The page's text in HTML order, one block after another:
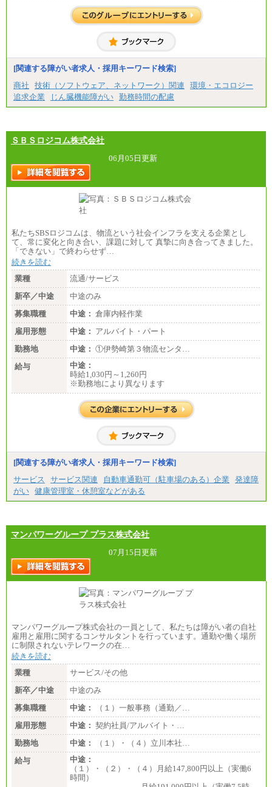
整給
※詳細はJTBキャリアサイトよりご確認ください。
■(株)JTBコミュニケーションデザイン
総合職 月給230,000円
みなし残業手当：20,000円（一律支給）※みなし
残業手当の残業時間は10.43時間。
間に応じて、時間外手当等を支給。
エリアサポート職 月給188,000円
■（株）JTBグローバルマーケティング＆トラベル
訪日事業職 月給202,000～227,000円＋地域間調整
給
※詳細はJTBキャリアサイトよりご確認ください。
■(株)JTBビジネストランスフォーム
総合職 月給205,000～225,000円＋地域間調整給
エリア総合職 月給185,000円＋地域間調整給
■(株)JTBデータサービス ※2027年新卒募集終了
総合職 月給186,000～194,000円＋地域手当
※詳細はJTBキャリアサイトよりご確認ください。
■I&Jデジタルイノベーション(株)
総合職 月給224,500～242,600円＋地域手当
※詳細はJTBキャリアサイトよりご確認ください。
＜有期社員コース＞
■(株)JTBビジネストランスフォーム
有期契約職 月給185,000～195,000円
※詳細はJTBキャリアサイトよりご確認ください。
■(株)JTBパブリッシング ※2027年新卒募集終了
総合職 月給241,000円
中途：
①月給227,000円以上
②月給212,000円以上
③月給172,500円以上
④月給23万円～37万円
⑥月給33万円～48万円
⑦月給271,000円以上
⑧～⑮月給200,000円〜月給400,000円
⑯月給185,000円以上
⑰月給237,000円以上
⑱月給212,000円以上
⑲東京：月給202,000 円以上 、京都：月給193,000 円
以上
⑳月給205,000円以上
㉓月給224,500円以上
※全コース共通※ 能力・経験・勤務地などにより
異なります
※試用期間中も給与に変更はございません。
[関連する障がい者求人・採用キーワード検索]
商社
技術（ソフトウェア、ネットワーク）関連
環境・エコロジー
追求企業
じん臓機能障がい 勤務時間の配慮
ＳＢＳロジコム株式会社
06月05日更新
私たちSBSロジコムは、物流という社会インフラを支える企業とし
て、常に変化と向き合い、課題に対して 真摯に向き合ってきました。
「できない」で終わらせず…
続きを読む
業種
流通/サービス
新卒／中途
中途のみ
募集職種
中途： 倉庫内軽作業
雇用形態
中途： アルバイト・パート
勤務地
中途： ①伊勢崎第３物流センタ…
給与
中途：
時給1,030円～1,260円
※勤務地により異なります
[関連する障がい者求人・採用キーワード検索]
サービス
サービス関連 自動車通勤可（駐車場のある）企業
発達障
がい 健康管理室・休憩室などがある
マンパワーグループ プラス株式会社
07月15日更新
マンパワーグループ株式会社の一員として、私たちは障がい者の自社
雇用と雇用に関するコンサルタントを行っています。通勤や働く場所
に制限されないテレワークの在…
続きを読む
業種
サービス/その他
新卒／中途
中途のみ
募集職種
中途：
（１）一般事務（通勤／…
雇用形態
中途： 契約社員/アルバイト・…
勤務地
中途：
（１）・（４）立川本社…
給与
中途：
（１）・（２）・（４）月給147,800円以上（実働6
時間）